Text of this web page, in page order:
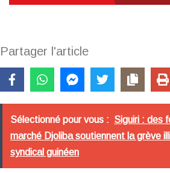
Partager l'article
Sélectionné pour vous : Siguiri : des
marché Djoliba soutiennent la grève
syndical guinéen